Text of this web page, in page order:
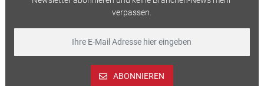
verpassen.
ABONNIEREN